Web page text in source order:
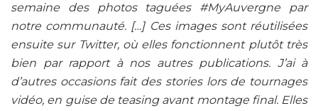
semaine des photos taguées #MyAuvergne par
notre communauté. […] Ces images sont réutilisées
ensuite sur Twitter, où elles fonctionnent plutôt très
bien par rapport à nos autres publications. J’ai à
d’autres occasions fait des stories lors de tournages
vidéo, en guise de teasing avant montage final. Elles